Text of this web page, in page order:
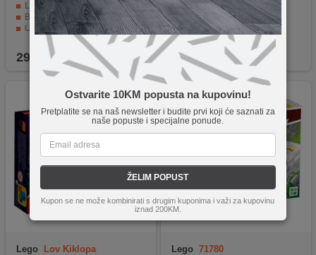
Ostvarite 10KM popusta na kupovinu!
Pretplatite se na naš newsletter i budite prvi koji će saznati za
naše popuste i specijalne ponude.
ŽELIM POPUST
Kupon se ne može kombinirati s drugim kuponima i važi za kupovinu
iznad 200KM.
LEGO Extended Line
Broj kockica 220
Uzrast 8+
29,90 KM
LEGO Friends
Broj kockica 113
Uzrast 6+
29,90 KM
Lego Lov Kiklopa Lego 71780